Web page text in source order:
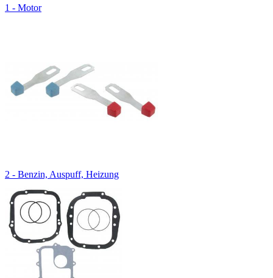
1 - Motor
2 - Benzin, Auspuff, Heizung